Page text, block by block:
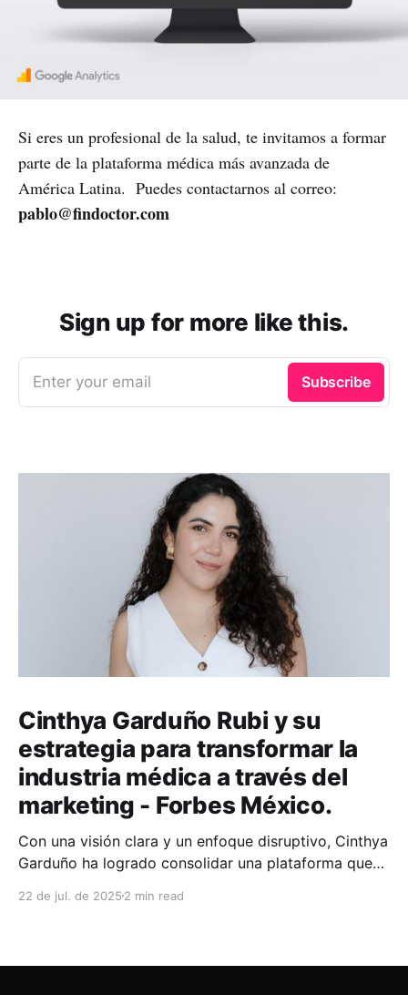
Si eres un profesional de la salud, te invitamos a formar
parte de la plataforma médica más avanzada de
América Latina. Puedes contactarnos al correo:
pablo@findoctor.com
Sign up for more like this.
Enter your email Subscribe
Cinthya Garduño Rubi y su
estrategia para transformar la
industria médica a través del
marketing - Forbes México.
Con una visión clara y un enfoque disruptivo, Cinthya
Garduño ha logrado consolidar una plataforma que
eficiente y segura, sino que también potencia el
22 de jul. de 2025 2 min read